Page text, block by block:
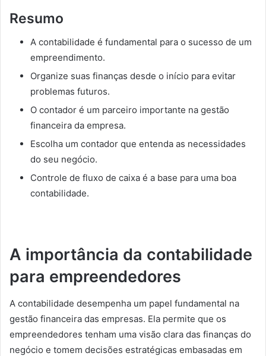
Resumo
A contabilidade é fundamental para o sucesso de um
empreendimento.
Organize suas finanças desde o início para evitar
problemas futuros.
O contador é um parceiro importante na gestão
financeira da empresa.
Escolha um contador que entenda as necessidades
do seu negócio.
Controle de fluxo de caixa é a base para uma boa
contabilidade.
A importância da contabilidade
para empreendedores
A contabilidade desempenha um papel fundamental na
gestão financeira das empresas. Ela permite que os
empreendedores tenham uma visão clara das finanças do
negócio e tomem decisões estratégicas embasadas em